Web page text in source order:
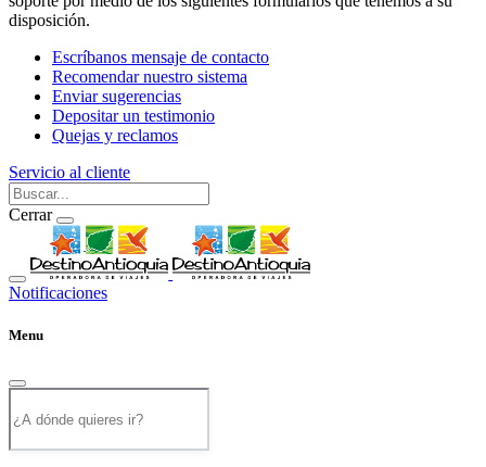
disposición.
Escríbanos mensaje de contacto
Recomendar nuestro sistema
Enviar sugerencias
Depositar un testimonio
Quejas y reclamos
Servicio al cliente
Cerrar
Notificaciones
Menu